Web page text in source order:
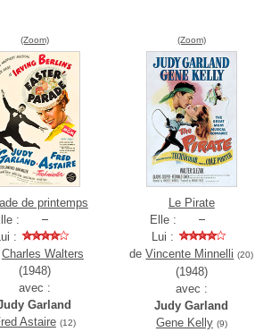
(Zoom)
de printemps
:
:
Charles Walters
(1948)
avec :
Garland
Astaire (12)
(Zoom)
Le Pirate
Elle :
Lui :
deVincente Minnelli (20)
(1948)
avec :
Judy Garland
Gene Kelly (9)